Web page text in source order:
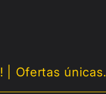
| Ofertas únicas.